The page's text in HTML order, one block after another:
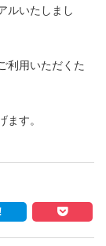
ルいたしまし
利用いただくた
す。